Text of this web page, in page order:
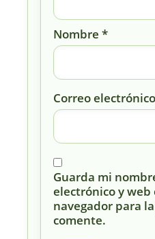
Nombre *
Correo electrónico
Guarda mi
electrónico y web
navegador para
comente.